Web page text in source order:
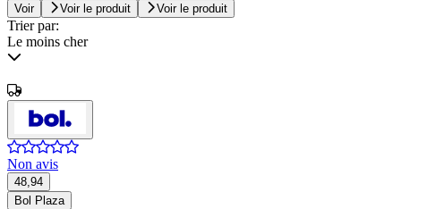
Voir Voir le produit Voir le produit
Trier par:
Le moins cher
Non avis
48,94
Bol Plaza